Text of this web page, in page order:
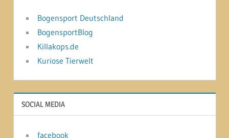
Bogensport Deutschland
BogensportBlog
Killakops.de
Kuriose Tierwelt
SOCIAL MEDIA
facebook